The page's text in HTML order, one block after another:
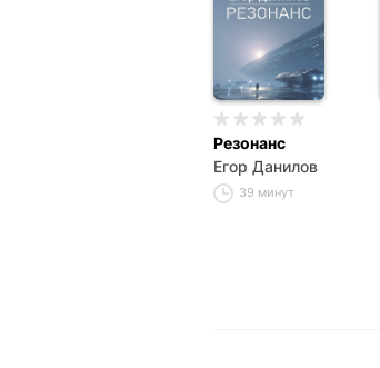
Резонанс
Егор Данилов
39 минут